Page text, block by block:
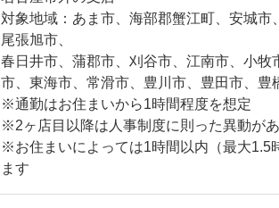
対象地域：あま市、海部郡蟹江町、安城市
尾張旭市、
春日井市、蒲郡市、刈谷市、江南市、小
市、東海市、常滑市、豊川市、豊田市、豊
※通勤はお住まいから1時間程度を想定
※2ヶ店目以降は人事制度に則った異動が
※お住まいによっては1時間以内（最大1.5
ます